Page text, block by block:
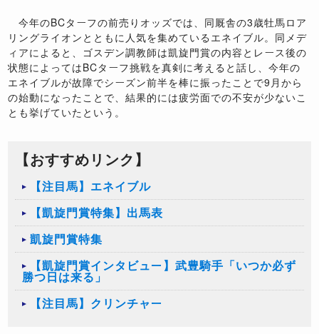
今年のBCターフの前売りオッズでは、同厩舎の3歳牡馬ロア
リングライオンとともに人気を集めているエネイブル。同メデ
ィアによると、ゴスデン調教師は凱旋門賞の内容とレース後の
状態によってはBCターフ挑戦を真剣に考えると話し、今年の
エネイブルが故障でシーズン前半を棒に振ったことで9月から
の始動になったことで、結果的には疲労面での不安が少ないこ
とも挙げていたという。
【おすすめリンク】
【注目馬】エネイブル
【凱旋門賞特集】出馬表
凱旋門賞特集
【凱旋門賞インタビュー】武豊騎手「いつか必ず
勝つ日は来る」
【注目馬】クリンチャー